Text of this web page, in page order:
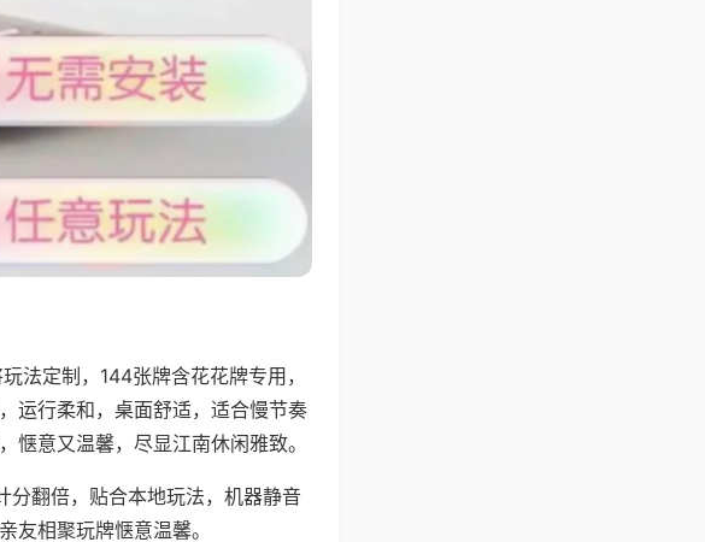
法定制，144张牌含花花牌专用，
运行柔和，桌面舒适，适合慢节奏
意又温馨，尽显江南休闲雅致。
分翻倍，贴合本地玩法，机器静音
友相聚玩牌惬意温馨。